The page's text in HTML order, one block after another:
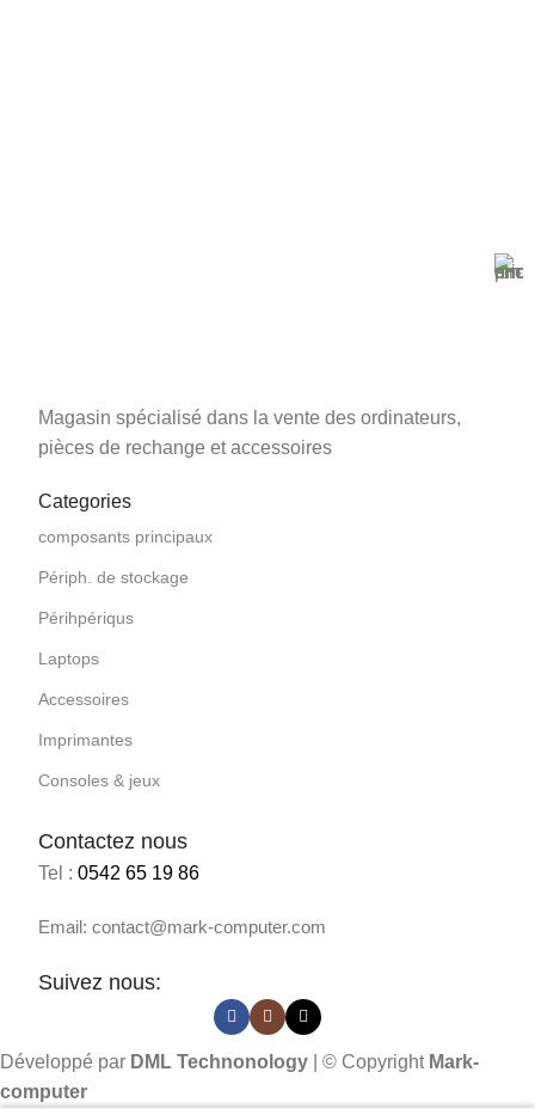
Magasin spécialisé dans la vente des ordinateurs,
pièces de rechange et accessoires
Categories
composants principaux
Périph. de stockage
Périhpériqus
Laptops
Accessoires
Imprimantes
Consoles & jeux
Contactez nous
Tel : 0542 65 19 86
Email: contact@mark-computer.com
Suivez nous:
Développé par DML Technonology | © Copyright Mark-
computer